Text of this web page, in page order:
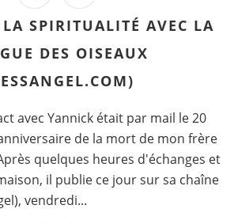
SPIRITUALITÉ AVEC LA
DES OISEAUX
avec Yannick était par mail le 20
de la mort de mon frère
quelques heures d'échanges et
il publie ce jour sur sa chaîne
vendredi...